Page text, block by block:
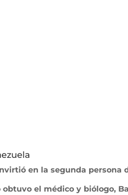
en la segunda persona
el médico y biólogo,